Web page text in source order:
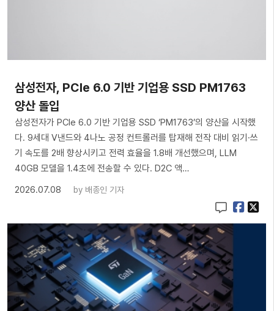
삼성전자, PCIe 6.0 기반 기업용 SSD PM1763
양산 돌입
삼성전자가 PCIe 6.0 기반 기업용 SSD ‘PM1763’의 양산을 시작했
다. 9세대 V낸드와 4나노 공정 컨트롤러를 탑재해 전작 대비 읽기·쓰
기 속도를 2배 향상시키고 전력 효율을 1.8배 개선했으며, LLM
40GB 모델을 1.4초에 전송할 수 있다. D2C 액…
2026.07.08
by 배종인 기자